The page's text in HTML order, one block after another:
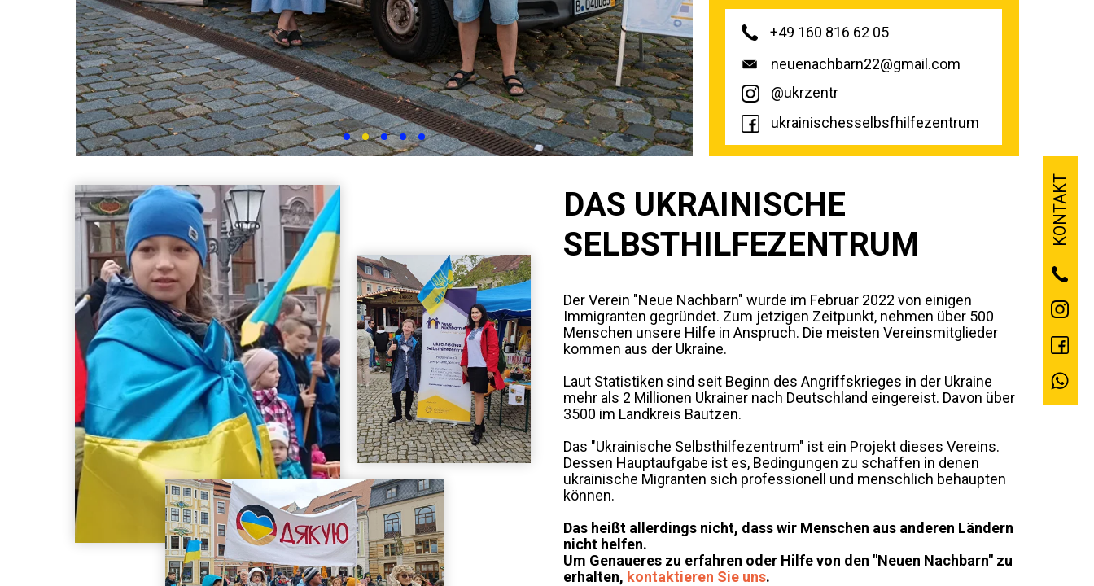
+49 160 816 62 05
neuenachbarn22@gmail.com
@ukrzentr
ukrainischesselbsfhilfezentrum
KONTAKT
DAS UKRAINISCHE
SELBSTHILFEZENTRUM
Der Verein "Neue Nachbarn" wurde im Februar 2022 von einigen
Immigranten gegründet. Zum jetzigen Zeitpunkt, nehmen über 500
Menschen unsere Hilfe in Anspruch. Die meisten Vereinsmitglieder
kommen aus der Ukraine.
Laut Statistiken sind seit Beginn des Angriffskrieges in der Ukraine
mehr als 2 Millionen Ukrainer nach Deutschland eingereist. Davon über
3500 im Landkreis Bautzen.
Das "Ukrainische Selbsthilfezentrum" ist ein Projekt dieses Vereins.
Dessen Hauptaufgabe ist es, Bedingungen zu schaffen in denen
ukrainische Migranten sich professionell und menschlich behaupten
können.
Das heißt allerdings nicht, dass wir Menschen aus anderen Ländern
nicht helfen.
Um Genaueres zu erfahren oder Hilfe von den "Neuen Nachbarn" zu
erhalten, kontaktieren Sie uns.